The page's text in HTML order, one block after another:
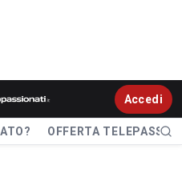
Accedi
OFFERTA TELEPASS